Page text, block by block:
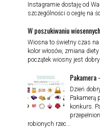
Instagramie dostaję od
szczególności o cegłę na
W poszukiwaniu
Wiosna to świetny czas
kolor włosów, zmiana
początek wiosny jest
Pakamera
Dzień
Pakamerą
konkurs.
robionych rzec...